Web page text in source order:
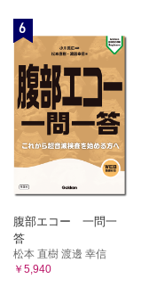
6
腹部エコー 一問一
答
松本 直樹 渡邊 幸信
￥5,940